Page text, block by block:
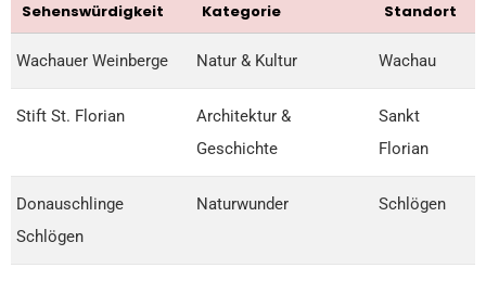
Sehenswürdigkeit Kategorie Standort
Wachauer Weinberge Natur & Kultur Wachau
Stift St. Florian
Architektur &
Geschichte
Sankt
Florian
Donauschlinge
Schlögen
Naturwunder Schlögen